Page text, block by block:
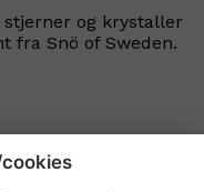
og krystaller
fra Snö of Sweden.